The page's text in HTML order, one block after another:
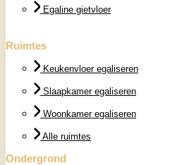
Egaline gietvloer
Ruimtes
Keukenvloer egaliseren
Slaapkamer egaliseren
Woonkamer egaliseren
Alle ruimtes
Ondergrond